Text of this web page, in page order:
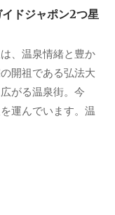
ドジャポン2つ星
、温泉情緒と豊か
開祖である弘法大
がる温泉街。今
運んでいます。温